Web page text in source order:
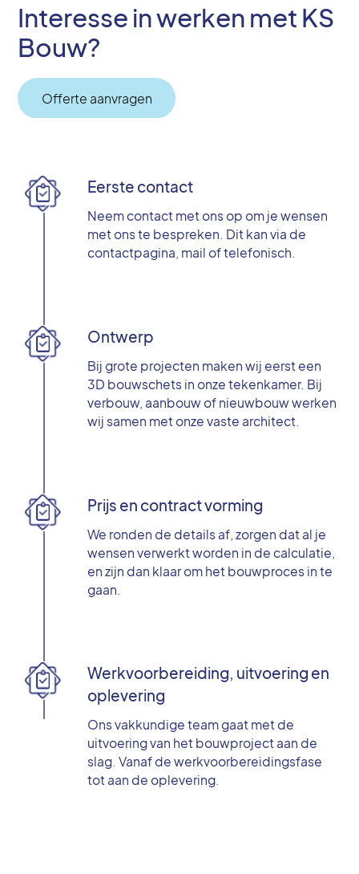
Interesse in werken met KS
Bouw?
Offerte aanvragen
Eerste contact
Neem contact met ons op om je wensen
met ons te bespreken. Dit kan via de
contactpagina, mail of telefonisch.
Ontwerp
Bij grote projecten maken wij eerst een
3D bouwschets in onze tekenkamer. Bij
verbouw, aanbouw of nieuwbouw werken
wij samen met onze vaste architect.
Prijs en contract vorming
We ronden de details af, zorgen dat al je
wensen verwerkt worden in de calculatie,
en zijn dan klaar om het bouwproces in te
gaan.
Werkvoorbereiding, uitvoering en
oplevering
Ons vakkundige team gaat met de
uitvoering van het bouwproject aan de
slag. Vanaf de werkvoorbereidingsfase
tot aan de oplevering.